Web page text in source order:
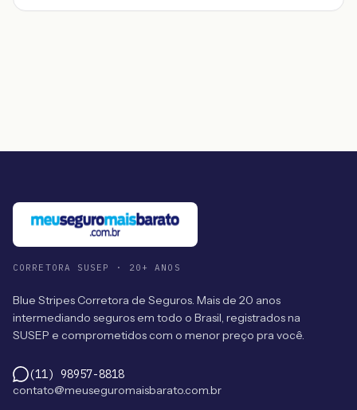
CORRETORA SUSEP · 20+ ANOS
Blue Stripes Corretora de Seguros. Mais de 20 anos
intermediando seguros em todo o Brasil, registrados na
SUSEP e comprometidos com o menor preço pra você.
(11) 98957-8818
contato@meuseguromaisbarato.com.br